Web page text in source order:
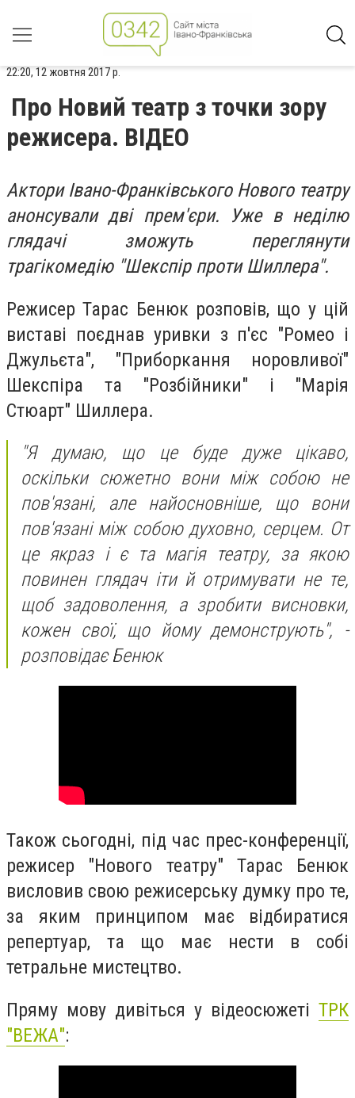
22:20, 12 жовтня 2017 р.
Про Новий театр з точки зору
режисера. ВІДЕО
Актори Івано-Франківського Нового театру
анонсували дві прем'єри. Уже в неділю
глядачі зможуть переглянути
трагікомедію "Шекспір проти Шиллера".
Режисер Тарас Бенюк розповів, що у цій
виставі поєднав уривки з п'єс "Ромео і
Джульєта", "Приборкання норовливої"
Шекспіра та "Розбійники" і "Марія
Стюарт" Шиллера.
"Я думаю, що це буде дуже цікаво,
оскільки сюжетно вони між собою не
пов'язані, але найосновніше, що вони
пов'язані між собою духовно, серцем. От
це якраз і є та магія театру, за якою
повинен глядач іти й отримувати не те,
щоб задоволення, а зробити висновки,
кожен свої, що йому демонструють", -
розповідає Бенюк
Також сьогодні, під час прес-конференції,
режисер "Нового театру" Тарас Бенюк
висловив свою режисерську думку про те,
за яким принципом має відбиратися
репертуар, та що має нести в собі
тетральне мистецтво.
Пряму мову дивіться у відеосюжеті ТРК
"ВЕЖА":